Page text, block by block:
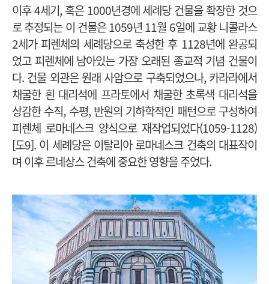
이후 4세기, 혹은 1000년경에 세례당 건물을 확장한 것으
로 추정되는 이 건물은 1059년 11월 6일에 교황 니콜라스
2세가 피렌체의 세례당으로 축성한 후 1128년에 완공되
었고 피렌체에 남아있는 가장 오래된 종교적 기념 건물이
다. 건물 외관은 원래 사암으로 구축되었으나, 카라라에서
채굴한 흰 대리석에 프라토에서 채굴한 초록색 대리석을
상감한 수직, 수평, 반원의 기하학적인 패턴으로 구성하여
피렌체 로마네스크 양식으로 재작업되었다(1059-1128)
[도9]. 이 세례당은 이탈리아 로마네스크 건축의 대표작이
며 이후 르네상스 건축에 중요한 영향을 주었다.